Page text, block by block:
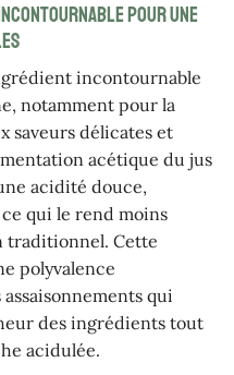
pour une
incontournable
notamment pour la
saveurs délicates et
acétique du jus
acidité douce,
qui le rend moins
traditionnel. Cette
polyvalence
qui
des ingrédients tout
acidulée.